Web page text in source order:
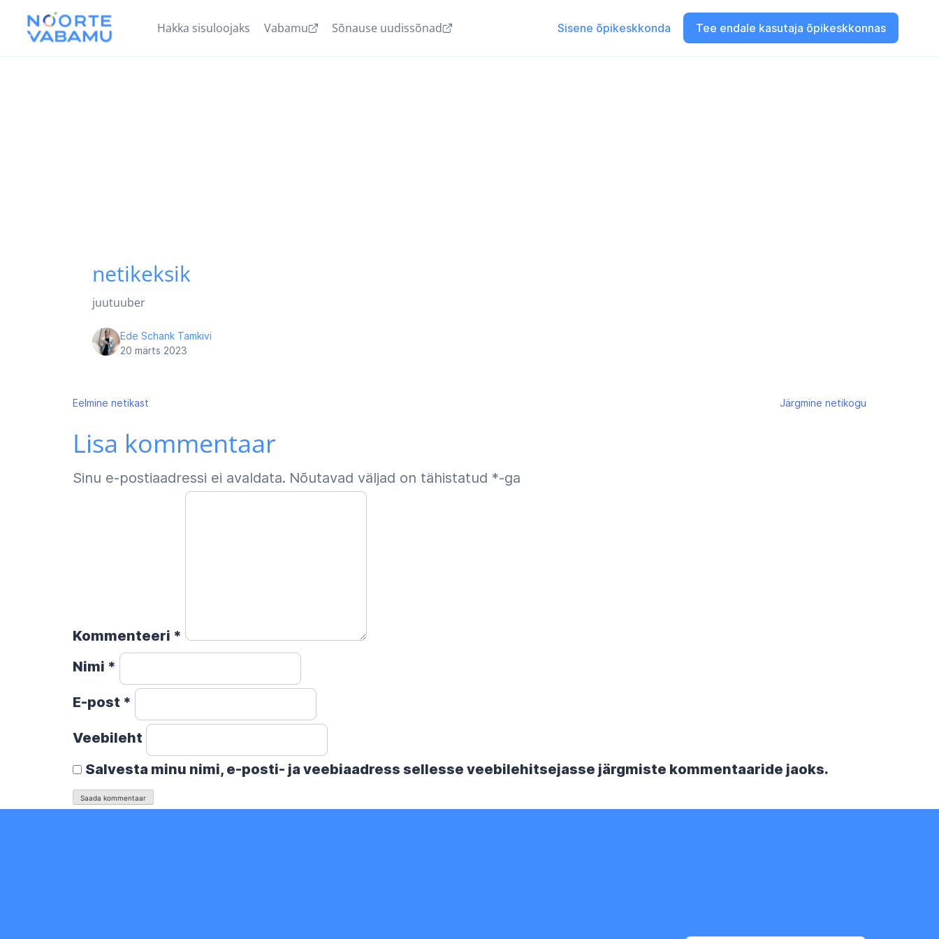
Hakka sisuloojaks Vabamu Sõnause uudissõnad Sisene õpikeskkonda Tee endale kasutaja õpikeskkonnas
netikeksik
juutuuber
Ede Schank Tamkivi
20 märts 2023
Navigeerimine
Eelmine netikast Järgmine netikogu
Lisa kommentaar
Sinu e-postiaadressi ei avaldata. Nõutavad väljad on tähistatud *-ga
Kommenteeri *
Nimi *
E-post *
Veebileht
Salvesta minu nimi, e-posti- ja veebiaadress sellesse veebilehitsejasse järgmiste kommentaaride jaoks.